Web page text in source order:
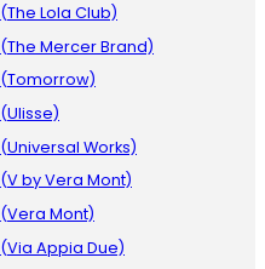
(The Lola Club)
(The Mercer Brand)
(Tomorrow)
(Ulisse)
(Universal Works)
(V by Vera Mont)
(Vera Mont)
(Via Appia Due)